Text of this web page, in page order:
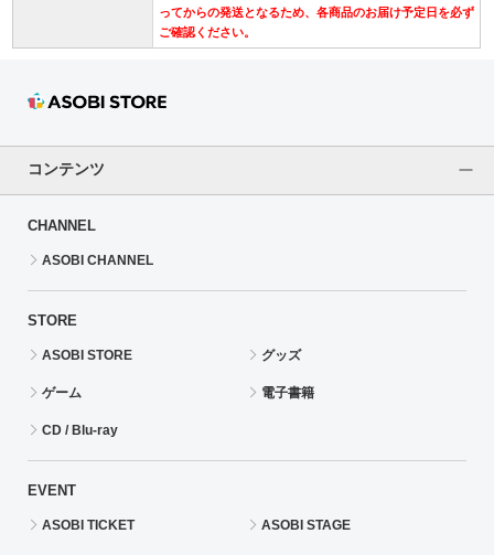
ってからの発送となるため、各商品のお届け予定日を必ず
ご確認ください。
コンテンツ
CHANNEL
ASOBI CHANNEL
STORE
ASOBI STORE グッズ
ゲーム 電子書籍
CD / Blu-ray
EVENT
ASOBI TICKET ASOBI STAGE